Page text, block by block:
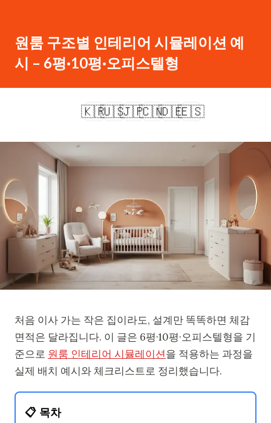
원룸 구조별 인테리어 시뮬레이션 예
시 – 6평·10평·오피스텔형
🇰🇷🇺🇸🇯🇵🇨🇳🇩🇪🇪🇸
처음 이사 가는 작은 집이라도, 설계만 똑똑하면 체감
면적은 달라집니다. 이 글은 6평·10평·오피스텔형을 기
준으로 원룸 인테리어 시뮬레이션을 적용하는 과정을
실제 배치 예시와 체크리스트로 정리했습니다.
📋 목차